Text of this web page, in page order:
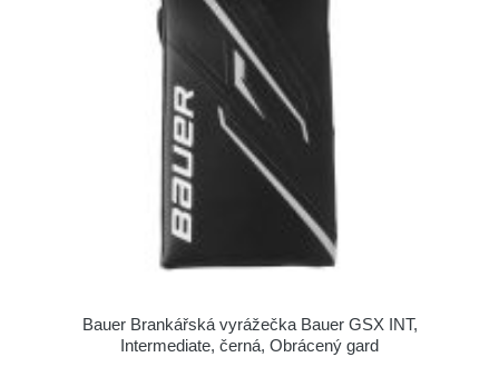
Bauer Brankářská vyrážečka Bauer GSX INT,
Intermediate, černá, Obrácený gard